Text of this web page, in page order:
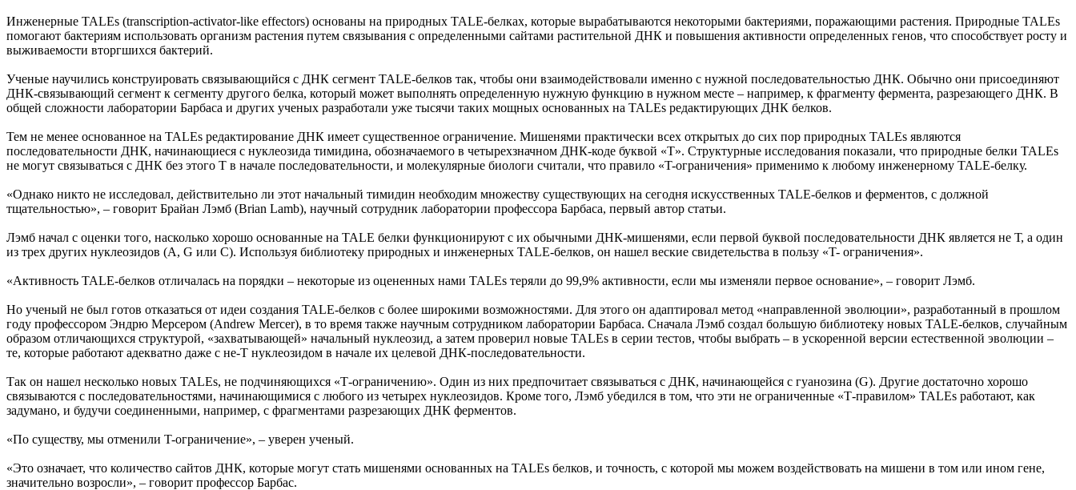
Инженерные TALEs (transcription-activator-like effectors) основаны на природных TALE-белках, которые вырабатываются некоторыми бактериями, поражающими растения. Природные TALEs
помогают бактериям использовать организм растения путем связывания с определенными сайтами растительной ДНК и повышения активности определенных генов, что способствует росту и
выживаемости вторгшихся бактерий.
Ученые научились конструировать связывающийся с ДНК сегмент TALE-белков так, чтобы они взаимодействовали именно с нужной последовательностью ДНК. Обычно они присоединяют
ДНК-связывающий сегмент к сегменту другого белка, который может выполнять определенную нужную функцию в нужном месте – например, к фрагменту фермента, разрезающего ДНК. В
общей сложности лаборатории Барбаса и других ученых разработали уже тысячи таких мощных основанных на TALEs редактирующих ДНК белков.
Тем не менее основанное на TALEs редактирование ДНК имеет существенное ограничение. Мишенями практически всех открытых до сих пор природных TALEs являются
последовательности ДНК, начинающиеся с нуклеозида тимидина, обозначаемого в четырехзначном ДНК-коде буквой «Т». Структурные исследования показали, что природные белки TALEs
не могут связываться с ДНК без этого Т в начале последовательности, и молекулярные биологи считали, что правило «T-ограничения» применимо к любому инженерному TALE-белку.
«Однако никто не исследовал, действительно ли этот начальный тимидин необходим множеству существующих на сегодня искусственных TALE-белков и ферментов, с должной
тщательностью», – говорит Брайан Лэмб (Brian Lamb), научный сотрудник лаборатории профессора Барбаса, первый автор статьи.
Лэмб начал с оценки того, насколько хорошо основанные на TALE белки функционируют с их обычными ДНК-мишенями, если первой буквой последовательности ДНК является не Т, а один
из трех других нуклеозидов (A, G или C). Используя библиотеку природных и инженерных TALE-белков, он нашел веские свидетельства в пользу «T- ограничения».
«Активность TALE-белков отличалась на порядки – некоторые из оцененных нами TALEs теряли до 99,9% активности, если мы изменяли первое основание», – говорит Лэмб.
Но ученый не был готов отказаться от идеи создания TALE-белков с более широкими возможностями. Для этого он адаптировал метод «направленной эволюции», разработанный в прошлом
году профессором Эндрю Мерсером (Andrew Mercer), в то время также научным сотрудником лаборатории Барбаса. Сначала Лэмб создал большую библиотеку новых TALE-белков, случайным
образом отличающихся структурой, «захватывающей» начальный нуклеозид, а затем проверил новые TALEs в серии тестов, чтобы выбрать – в ускоренной версии естественной эволюции –
те, которые работают адекватно даже с не-T нуклеозидом в начале их целевой ДНК-последовательности.
Так он нашел несколько новых TALEs, не подчиняющихся «Т-ограничению». Один из них предпочитает связываться с ДНК, начинающейся с гуанозина (G). Другие достаточно хорошо
связываются c последовательностями, начинающимися с любого из четырех нуклеозидов. Кроме того, Лэмб убедился в том, что эти не ограниченные «Т-правилом» TALEs работают, как
задумано, и будучи соединенными, например, с фрагментами разрезающих ДНК ферментов.
«По существу, мы отменили T-ограничение», – уверен ученый.
«Это означает, что количество сайтов ДНК, которые могут стать мишенями основанных на TALEs белков, и точность, с которой мы можем воздействовать на мишени в том или ином гене,
значительно возросли», – говорит профессор Барбас.